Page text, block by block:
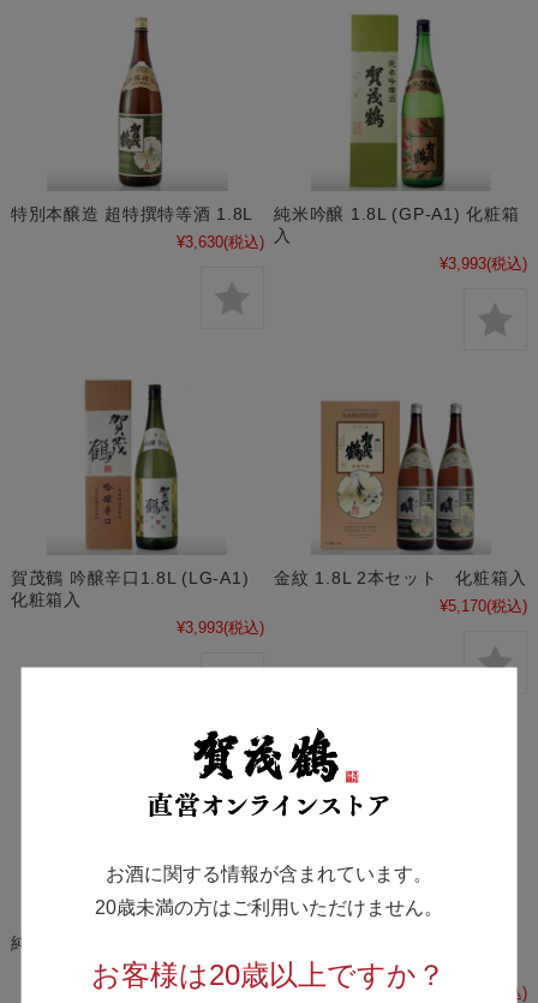
特別本醸造 超特撰特等酒 1.8L
¥3,630(税込)
純米吟醸 1.8L (GP-A1) 化粧箱
入
¥3,993(税込)
賀茂鶴 吟醸辛口1.8L (LG-A1)
化粧箱入
¥3,993(税込)
金紋 1.8L 2本セット 化粧箱入
¥5,170(税込)
純米酒仕込 梅酒 1.8L
¥3,630(税込) 吟醸 （SKJ-30）
(税込)
お酒に関する情報が含まれています。
20歳未満の方はご利用いただけません。
お客様は20歳以上ですか？